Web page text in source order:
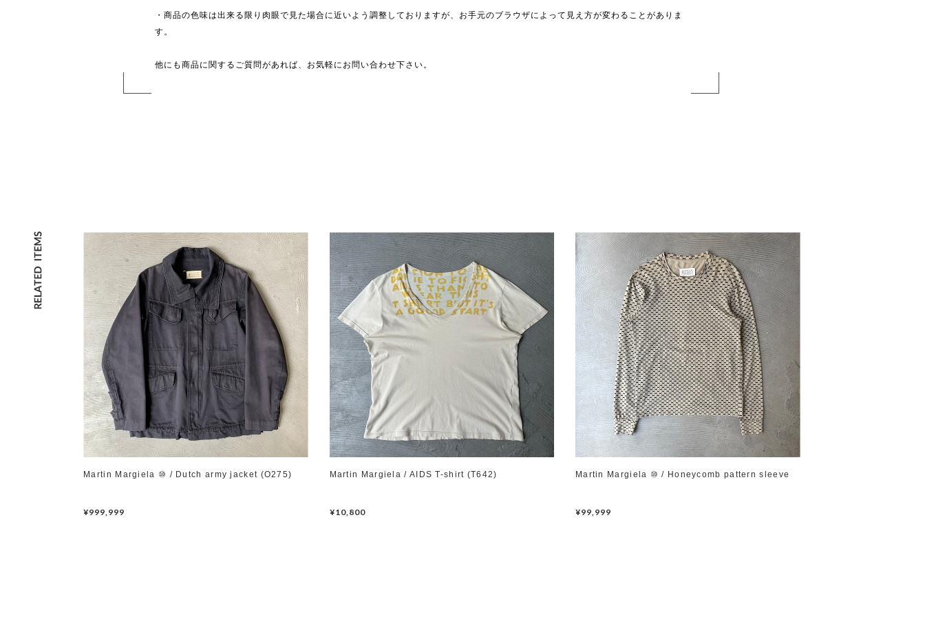
・商品の色味は出来る限り肉眼で見た場合に近いよう調整しておりますが、お手元のブラウザによって見え方が変わることがありま
す。
他にも商品に関するご質問があれば、お気軽にお問い合わせ下さい。
Martin Margiela ⑩ / Dutch army jacket (O275)
¥999,999
Martin Margiela / AIDS T-shirt (T642)
¥10,800
Martin Margiela ⑩ / Honeycomb pattern sleeve
¥99,999